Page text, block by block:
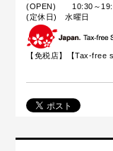
(OPEN) 10:30～
(定休日) 水曜日
【免税店】【Tax-free